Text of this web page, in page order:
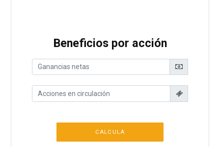
Beneficios por acción
CALCULA